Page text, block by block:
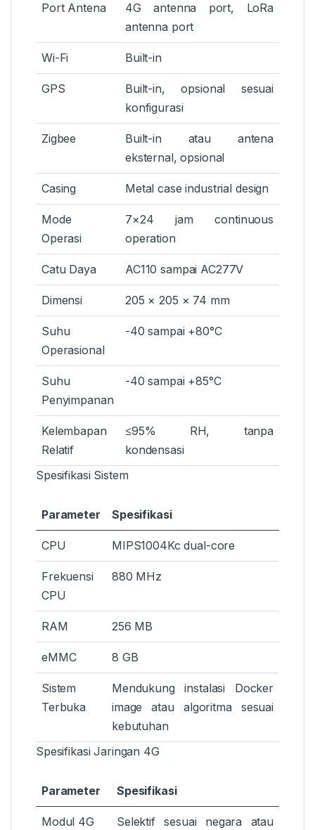
Port Antena
4G antenna port, LoRa
antenna port
Wi-Fi Built-in
GPS
Built-in, opsional sesuai
konfigurasi
Zigbee
Built-in atau antena
eksternal, opsional
Casing Metal case industrial design
Mode
Operasi
7×24 jam continuous
operation
Catu Daya AC110 sampai AC277V
Dimensi 205 × 205 × 74 mm
Suhu
Operasional
-40 sampai +80°C
Suhu
Penyimpanan
-40 sampai +85°C
Kelembapan
Relatif
≤95% RH, tanpa
kondensasi
Spesifikasi Sistem
Parameter Spesifikasi
CPU MIPS1004Kc dual-core
Frekuensi
CPU
880 MHz
RAM 256 MB
eMMC 8 GB
Sistem
Terbuka
Mendukung instalasi Docker
image atau algoritma sesuai
kebutuhan
Spesifikasi Jaringan 4G
Parameter Spesifikasi
Modul 4G
Selektif sesuai negara atau